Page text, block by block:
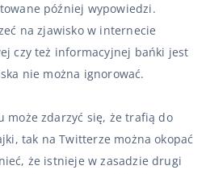
później wypowiedzi.
na zjawisko w internecie
czy też informacyjnej bańki jest
nie można ignorować.
może zdarzyć się, że trafią do
tak na Twitterze można okopać
że istnieje w zasadzie drugi